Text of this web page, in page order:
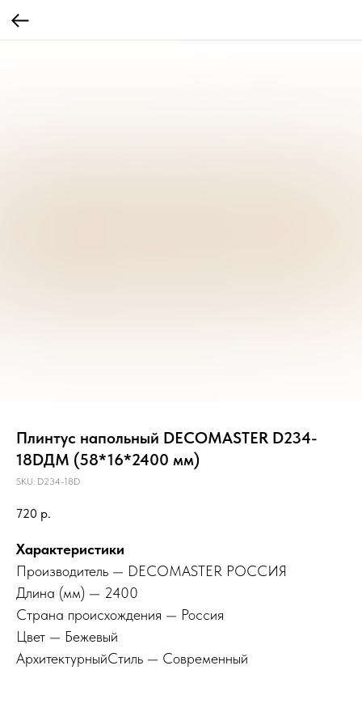
Плинтус напольный DECOMASTER D234-
18DДМ (58*16*2400 мм)
SKU: D234-18D
720 р.
Характеристики
Производитель — DECOMASTER РОССИЯ
Длина (мм) — 2400
Страна происхождения — Россия
Цвет — Бежевый
АрхитектурныйСтиль — Современный